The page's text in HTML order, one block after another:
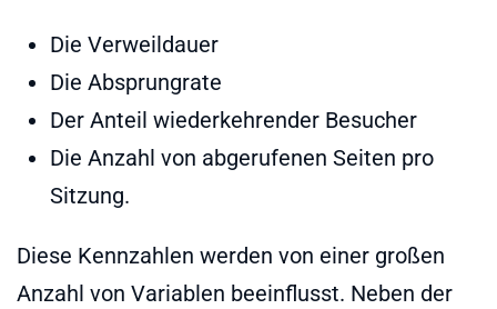
Die Verweildauer
Die Absprungrate
Der Anteil wiederkehrender Besucher
Die Anzahl von abgerufenen Seiten pro
Sitzung.
Diese Kennzahlen werden von einer großen
Anzahl von Variablen beeinflusst. Neben der